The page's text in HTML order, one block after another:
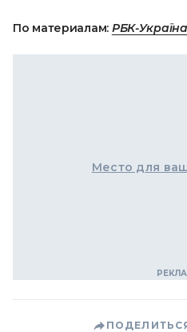
По материалам: РБК-Україна
Место для